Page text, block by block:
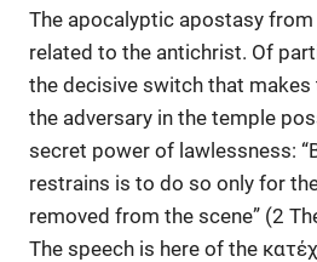
The apocalyptic apostasy
related to the antichrist. Of
the decisive switch that makes
the adversary in the temple
secret power of lawlessness:
restrains is to do so only for
removed from the scene” (2
The speech is here of the